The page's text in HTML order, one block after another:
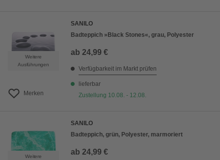
Weitere
Ausführungen
Merken
SANILO
Badteppich »Black Stones«, grau, Polyester
ab 24,99 €
Verfügbarkeit im Markt prüfen
lieferbar
Zustellung 10.08. - 12.08.
Weitere
SANILO
Badteppich, grün, Polyester, marmoriert
ab 24,99 €